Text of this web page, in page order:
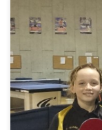
Ce week end se
avait 2 équipes
terminent 7ème sur
benjamins Tonin,
peu le poduim, c’est